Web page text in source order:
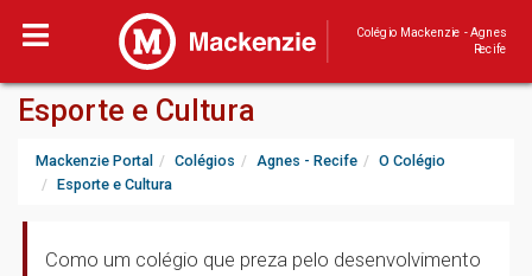
Colégio Mackenzie - Agnes
Recife
Esporte e Cultura
Mackenzie Portal Colégios Agnes - Recife
O Colégio
Esporte e Cultura
Como um colégio que preza pelo desenvolvimento